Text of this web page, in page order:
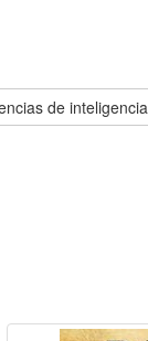
de inteligencia